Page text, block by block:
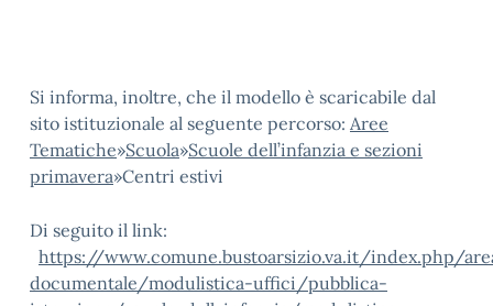
Si informa, inoltre, che il modello è scaricabile dal
sito istituzionale al seguente percorso: Aree
Tematiche»Scuola»Scuole dell’infanzia e sezioni
primavera»Centri estivi
Di seguito il link:
https://www.comune.bustoarsizio.va.it/index.php/
documentale/modulistica-uffici/pubblica-